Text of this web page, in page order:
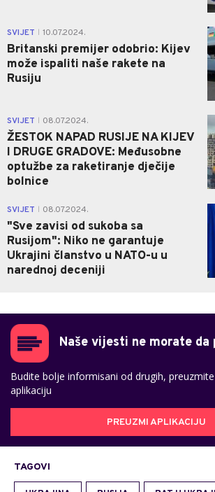
SVIJET 10.07.2024.
Britanski premijer odobrio: Kijev
može ispaliti naše rakete na
Rusiju
SVIJET 08.07.2024.
ŽESTOK NAPAD RUSIJE NA KIJEV
I DRUGE GRADOVE: Međusobne
optužbe za raketiranje dječije
bolnice
SVIJET 08.07.2024.
"Sve zavisi od sukoba sa
Rusijom": Niko ne garantuje
Ukrajini članstvo u NATO-u u
narednoj deceniji
Naše vijesti ne morate da
Budite bolje informisani od drugih,
aplikaciju
PREUZMI APLIKACIJU
TAGOVI